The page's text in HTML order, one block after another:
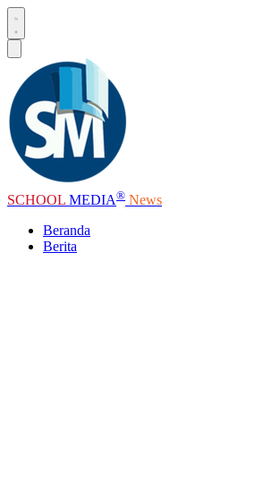
SCHOOL MEDIA® News
Beranda
Berita